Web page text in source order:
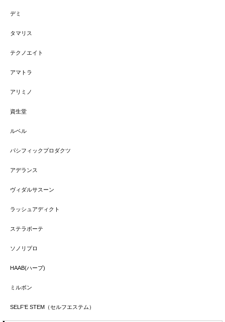
デミ
タマリス
テクノエイト
アマトラ
アリミノ
資生堂
ルベル
パシフィックプロダクツ
アデランス
ヴィダルサスーン
ラッシュアディクト
ステラボーテ
ソノリプロ
HAAB(ハーブ)
ミルボン
SELF'E STEM（セルフエステム）